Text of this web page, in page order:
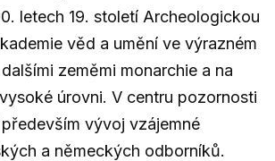
letech 19. století Archeologickou
věd a umění ve výrazném
zeměmi monarchie a na
úrovni. V centru pozornosti
vývoj vzájemné
a německých odborníků.